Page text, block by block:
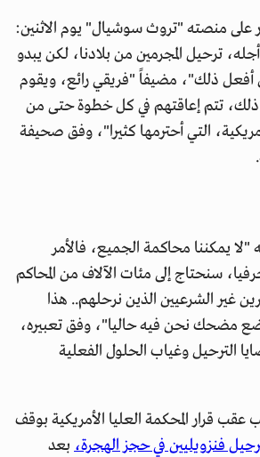
على منصته "تروث سوشيال" يوم الاثنين:
ترحيل المجرمين من بلادنا، لكن يبدو
أفعل ذلك"، مضيفاً "فريقي رائع، ويقوم
تتم إعاقتهم في كل خطوة حتى من
التي أحترمها كثيرا"، وفق صحيفة
"لا يمكننا محاكمة الجميع، فالأمر
200 عام حرفيا، سنحتاج إلى مئات الآلاف من المحاكم
غير الشرعيين الذين نرحلهم.. هذا
مضحك نحن فيه حاليا"، وفق تعبيره،
الترحيل وغياب الحلول الفعلية
قرار المحكمة العليا الأمريكية بوقف
فنزويليين في حجز الهجرة، بعد